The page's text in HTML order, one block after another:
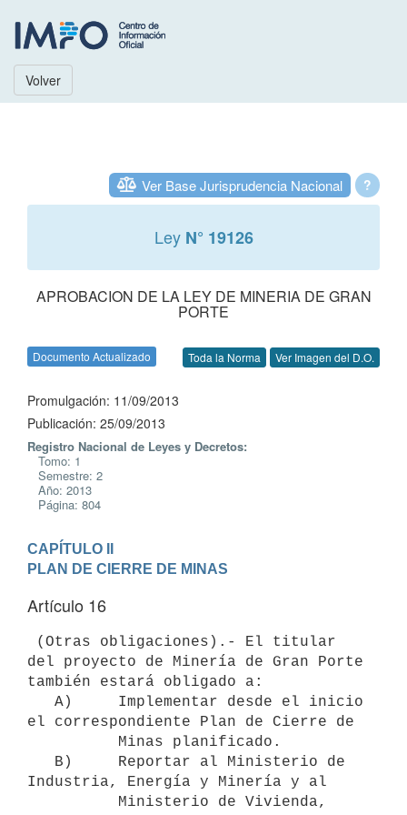
Volver
?
Ver Base Jurisprudencia Nacional
Ley N° 19126
APROBACION DE LA LEY DE MINERIA DE GRAN
PORTE
Documento Actualizado Toda la Norma Ver Imagen del D.O.
Promulgación: 11/09/2013
Publicación: 25/09/2013
Registro Nacional de Leyes y Decretos:
Tomo: 1
Semestre: 2
Año: 2013
Página: 804
CAPÍTULO II
PLAN DE CIERRE DE MINAS
Artículo 16
del proyecto de Minería de Gran Porte
también estará obligado a:
el correspondiente Plan de Cierre de
Industria, Energía y Minería y al